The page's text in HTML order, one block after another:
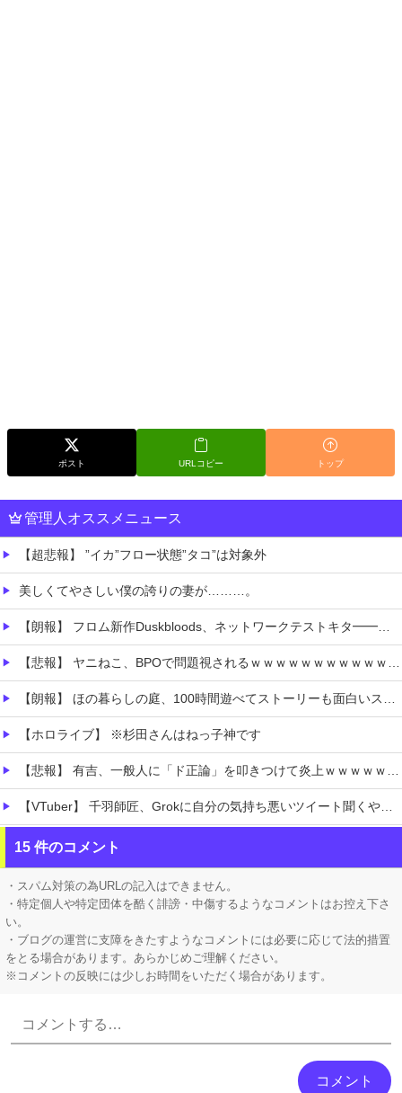
ポスト URLコピー トップ
管理人オススメニュース
【超悲報】 ”イカ”フロー状態”タコ”は対象外
美しくてやさしい僕の誇りの妻が………。
【朗報】 フロム新作Duskbloods、ネットワークテストキタ━━━━(゜∀゜)━━━━!!
【悲報】 ヤニねこ、BPOで問題視されるｗｗｗｗｗｗｗｗｗｗｗｗｗ
【朗報】 ほの暮らしの庭、100時間遊べてストーリーも面白いスタバレの上位互換だとまじで好評
【ホロライブ】 ※杉田さんはねっ子神です
【悲報】 有吉、一般人に「ド正論」を叩きつけて炎上ｗｗｗｗｗｗｗｗ
【VTuber】 千羽師匠、Grokに自分の気持ち悪いツイート聞くやつやってるのかなって思ったら相手鴨神やんけ
【極旨牛鉄板】 吉野家のステーキ定食1500円、ガチで美味そうｗｗｗ
【衝撃】 「かわいい虫」ランキング、ついに発表される
15 件のコメント
・スパム対策の為URLの記入はできません。
・特定個人や特定団体を酷く誹謗・中傷するようなコメントはお控え下さ
い。
・ブログの運営に支障をきたすようなコメントには必要に応じて法的措置
をとる場合があります。あらかじめご理解ください。
※コメントの反映には少しお時間をいただく場合があります。